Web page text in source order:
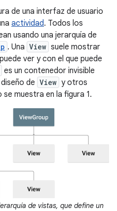
de una interfaz de usuario
actividad. Todos los
usando una jerarquía de
. Una View suele mostrar
ver y con el que puede
es un contenedor invisible
de View y otros
se muestra en la figura 1.
de vistas, que define un